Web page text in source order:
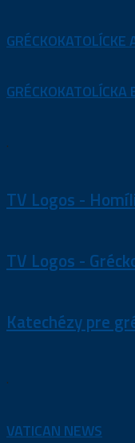
GRÉCKOKATOLÍCKA
.
TV Logos -
TV Logos -
Katechézy pre
.
VATICAN NEWS